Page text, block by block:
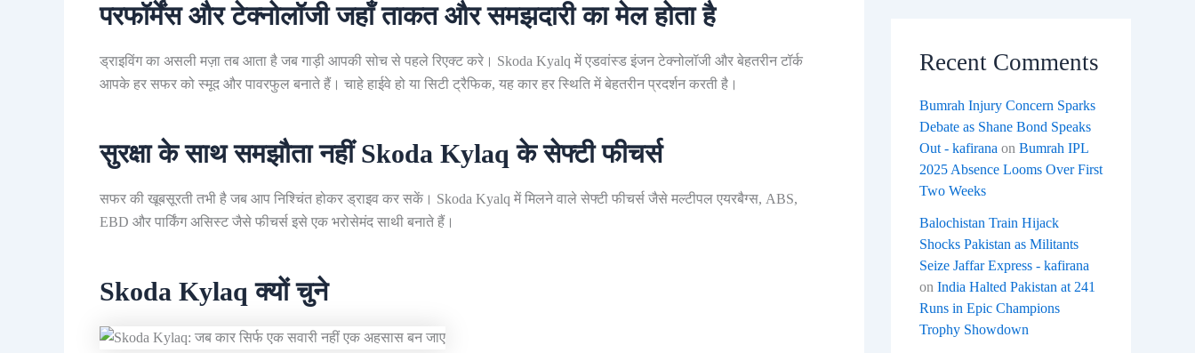
परफॉर्मेंस और टेक्नोलॉजी जहाँ ताकत और समझदारी का मेल होता है
ड्राइविंग का असली मज़ा तब आता है जब गाड़ी आपकी सोच से पहले रिएक्ट करे। Skoda Kyalq में एडवांस्ड इंजन टेक्नोलॉजी और बेहतरीन टॉर्क
आपके हर सफर को स्मूद और पावरफुल बनाते हैं। चाहे हाईवे हो या सिटी ट्रैफिक, यह कार हर स्थिति में बेहतरीन प्रदर्शन करती है।
सुरक्षा के साथ समझौता नहीं Skoda Kylaq के सेफ्टी फीचर्स
सफर की खूबसूरती तभी है जब आप निश्चिंत होकर ड्राइव कर सकें। Skoda Kyalq में मिलने वाले सेफ्टी फीचर्स जैसे मल्टीपल एयरबैग्स, ABS,
EBD और पार्किंग असिस्ट जैसे फीचर्स इसे एक भरोसेमंद साथी बनाते हैं।
Skoda Kylaq क्यों चुने
Recent Comments
Bumrah Injury Concern Sparks
Debate as Shane Bond Speaks
Out - kafirana on Bumrah IPL
2025 Absence Looms Over First
Two Weeks
Balochistan Train Hijack
Shocks Pakistan as Militants
Seize Jaffar Express - kafirana
on India Halted Pakistan at 241
Runs in Epic Champions
Trophy Showdown